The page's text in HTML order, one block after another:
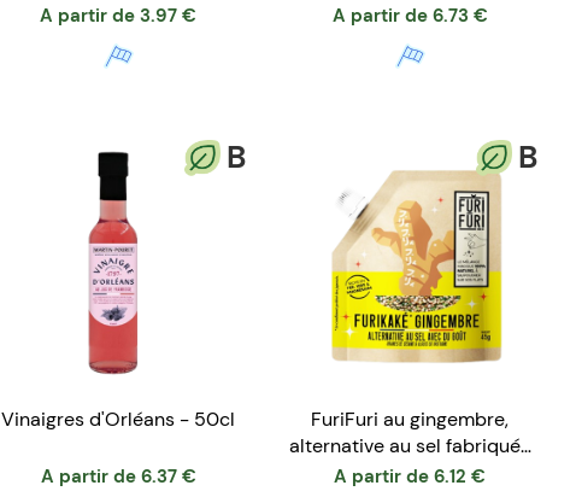
A partir de 3.97 € A partir de 6.73 €
B
Vinaigres d'Orléans - 50cl
A partir de 6.37 €
B
FuriFuri au gingembre,
alternative au sel fabriquée
en France
A partir de 6.12 €